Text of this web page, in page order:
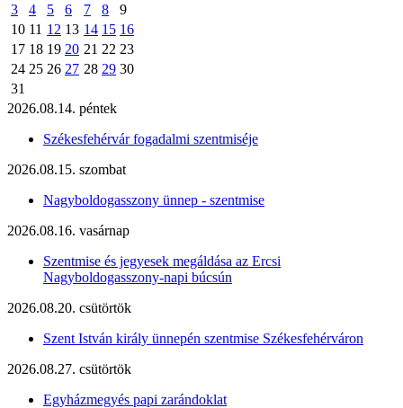
3
4 5 6 7 8
9
10 11 12 13 14 15 16
17 18 19 20 21 22 23
24 25 26 27 28 29 30
31
2026.08.14. péntek
Székesfehérvár fogadalmi szentmiséje
2026.08.15. szombat
Nagyboldogasszony ünnep - szentmise
2026.08.16. vasárnap
Szentmise és jegyesek megáldása az Ercsi
Nagyboldogasszony-napi búcsún
2026.08.20. csütörtök
Szent István király ünnepén szentmise Székesfehérváron
2026.08.27. csütörtök
Egyházmegyés papi zarándoklat